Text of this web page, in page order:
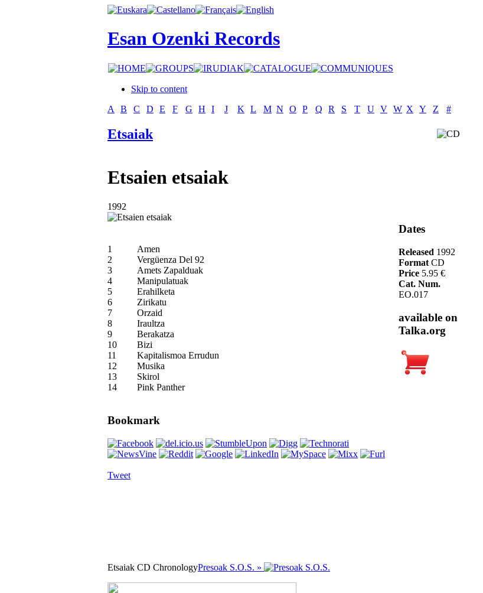
Esan Ozenki Records
Skip to content
A
B C D E F G H I J K L M N O P Q R S T U V W X Y Z #
Etsaiak
Etsaien etsaiak
1992
1
Amen
2
Vergüenza Del 92
3
Amets Zapalduak
4
Manipulatuak
5
Erahilketa
6
Zirikatu
7
Orzaid
8
Iraultza
9
Berakatza
10
Bizi
11
Kapitalismoa Errudun
12
Musika
13
Skirol
14
Pink Panther
Bookmark
Tweet
Dates
Released 1992
Format CD
Price 5.95 €
Cat. Num.
EO.017
available on
Talka.org
Etsaiak CD ChronologyPresoak S.O.S. »